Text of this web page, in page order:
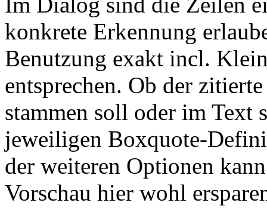
konkrete Erkennung
Benutzung exakt incl.
entsprechen. Ob der
stammen soll oder im Text
jeweiligen Boxquote-
der weiteren Optionen
Vorschau hier wohl